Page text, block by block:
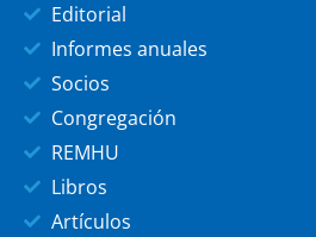
Editorial
Informes anuales
Socios
Congregación
REMHU
Libros
Artículos